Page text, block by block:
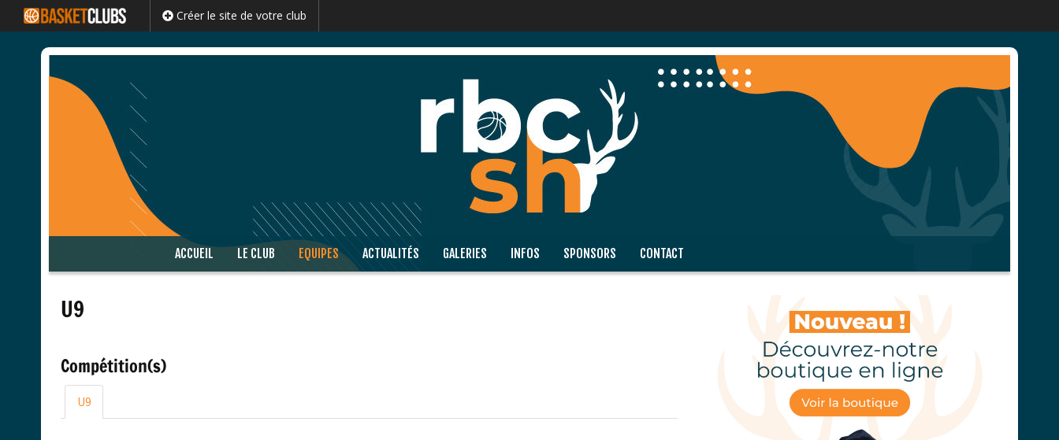
Créer le site de votre club
ACCUEIL LE CLUB EQUIPES ACTUALITÉS GALERIES INFOS SPONSORS CONTACT
U9
Compétition(s)
U9